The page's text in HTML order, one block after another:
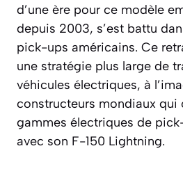
d’une ère pour ce modèle
depuis 2003, s’est battu
pick-ups américains. Ce
une stratégie plus large de
véhicules électriques, à
constructeurs mondiaux qui
gammes électriques de
avec son F-150 Lightning.